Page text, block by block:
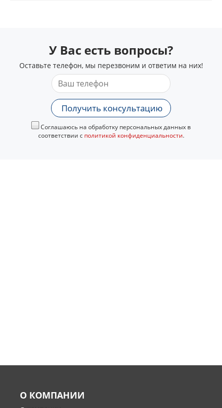
У Вас есть вопросы?
Оставьте телефон, мы перезвоним и ответим на них!
Получить консультацию
Соглашаюсь на обработку персональных данных в
соответствии с политикой конфиденциальности.
О КОМПАНИИ